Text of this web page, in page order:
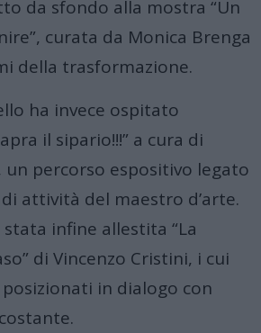
da sfondo alla mostra “Un
curata da Monica Brenga
della trasformazione.
ha invece ospitato
il sipario!!!” a cura di
un percorso espositivo legato
attività del maestro d’arte.
infine allestita “La
di Vincenzo Cristini, i cui
in dialogo con
.